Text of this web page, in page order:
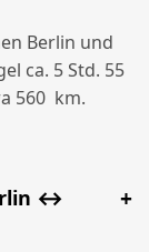
Berlin und
ca. 5 Std. 55
560 km.
↔